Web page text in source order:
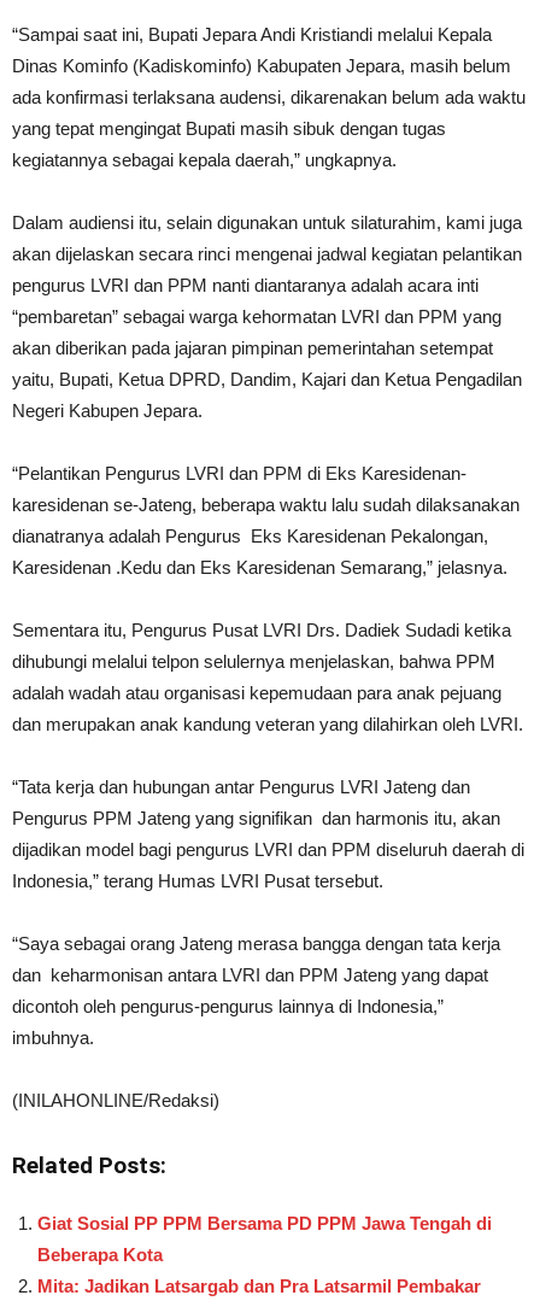
“Sampai saat ini, Bupati Jepara Andi Kristiandi melalui Kepala
Dinas Kominfo (Kadiskominfo) Kabupaten Jepara, masih belum
ada konfirmasi terlaksana audensi, dikarenakan belum ada waktu
yang tepat mengingat Bupati masih sibuk dengan tugas
kegiatannya sebagai kepala daerah,” ungkapnya.
Dalam audiensi itu, selain digunakan untuk silaturahim, kami juga
akan dijelaskan secara rinci mengenai jadwal kegiatan pelantikan
pengurus LVRI dan PPM nanti diantaranya adalah acara inti
“pembaretan” sebagai warga kehormatan LVRI dan PPM yang
akan diberikan pada jajaran pimpinan pemerintahan setempat
yaitu, Bupati, Ketua DPRD, Dandim, Kajari dan Ketua Pengadilan
Negeri Kabupen Jepara.
“Pelantikan Pengurus LVRI dan PPM di Eks Karesidenan-
karesidenan se-Jateng, beberapa waktu lalu sudah dilaksanakan
dianatranya adalah Pengurus Eks Karesidenan Pekalongan,
Karesidenan .Kedu dan Eks Karesidenan Semarang,” jelasnya.
Sementara itu, Pengurus Pusat LVRI Drs. Dadiek Sudadi ketika
dihubungi melalui telpon selulernya menjelaskan, bahwa PPM
adalah wadah atau organisasi kepemudaan para anak pejuang
dan merupakan anak kandung veteran yang dilahirkan oleh LVRI.
“Tata kerja dan hubungan antar Pengurus LVRI Jateng dan
Pengurus PPM Jateng yang signifikan dan harmonis itu, akan
dijadikan model bagi pengurus LVRI dan PPM diseluruh daerah di
Indonesia,” terang Humas LVRI Pusat tersebut.
“Saya sebagai orang Jateng merasa bangga dengan tata kerja
dan keharmonisan antara LVRI dan PPM Jateng yang dapat
dicontoh oleh pengurus-pengurus lainnya di Indonesia,”
imbuhnya.
(INILAHONLINE/Redaksi)
Related Posts:
Giat Sosial PP PPM Bersama PD PPM Jawa Tengah di
Beberapa Kota
Mita: Jadikan Latsargab dan Pra Latsarmil Pembakar